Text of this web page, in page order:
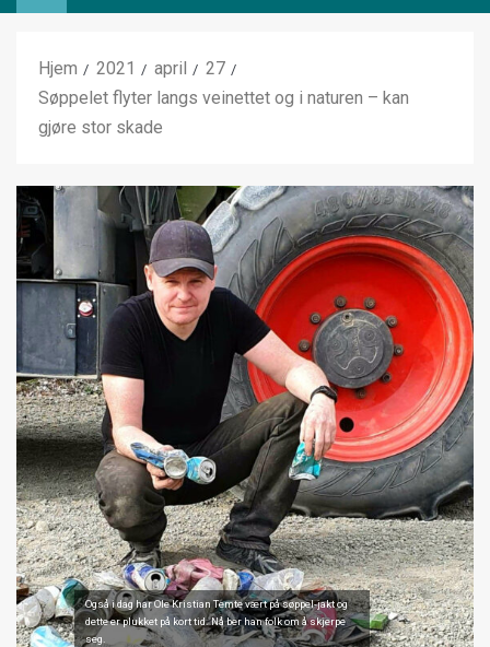
Hjem 2021 april
27
Søppelet flyter langs veinettet og i naturen – kan
gjøre stor skade
Også i dag har Ole Kristian Temte vært på søppel-jakt og
dette er plukket på kort tid. Nå ber han folk om å skjerpe
seg.